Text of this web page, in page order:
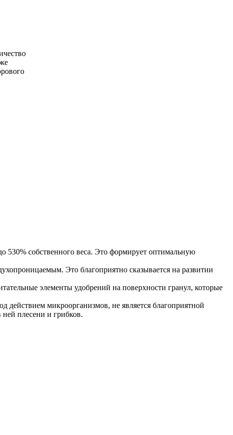
530% собственного веса. Это формирует оптимальную
Это благоприятно сказывается на развитии
элементы удобрений на поверхности гранул, которые
действием микроорганизмов, не является благоприятной
плесени и грибков.